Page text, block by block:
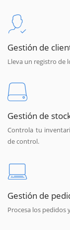
Gestión de
Lleva un registro de
Gestión de
Controla tu
de control.
Gestión de
Procesa los